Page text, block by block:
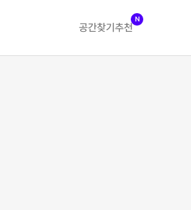
공간찾기 추천
N